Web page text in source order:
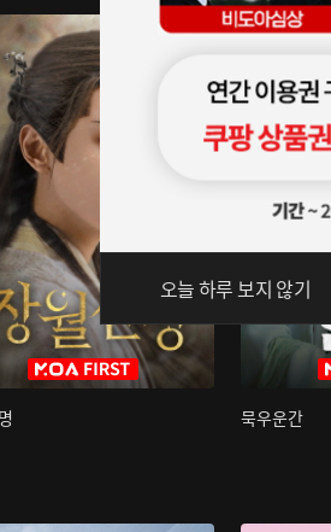
묵우운간
오늘 하루 보지 않기